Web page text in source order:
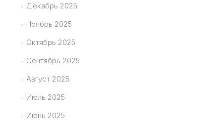
Декабрь 2025
Ноябрь 2025
Октябрь 2025
Сентябрь 2025
Август 2025
Июль 2025
Июнь 2025